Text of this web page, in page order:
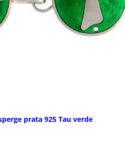
prata 925 Tau verde